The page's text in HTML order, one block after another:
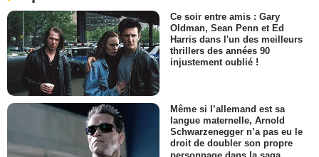
Ce soir entre amis : Gary
Oldman, Sean Penn et Ed
Harris dans l'un des meilleurs
thrillers des années 90
injustement oublié !
Même si l’allemand est sa
langue maternelle, Arnold
Schwarzenegger n’a pas eu le
droit de doubler son propre